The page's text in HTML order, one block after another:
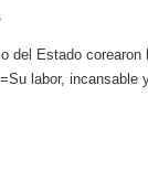
del Estado
labor, incansable